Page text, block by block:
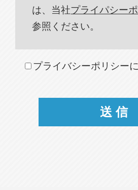
は、当社プライパシー
参照ください。
プライバシーポリシー